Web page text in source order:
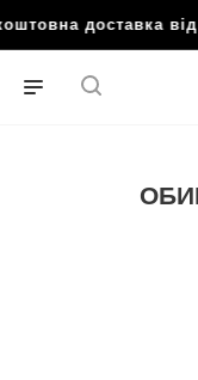
доставка від